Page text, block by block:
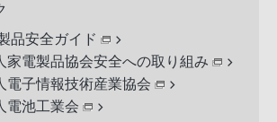
品安全ガイド
家電製品協会安全への取り組み
電子情報技術産業協会
電池工業会